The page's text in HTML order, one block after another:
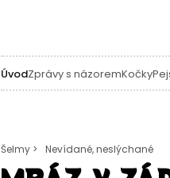
ÚvodZprávy s názoremKočky
Šelmy > Nevídané, neslýchané